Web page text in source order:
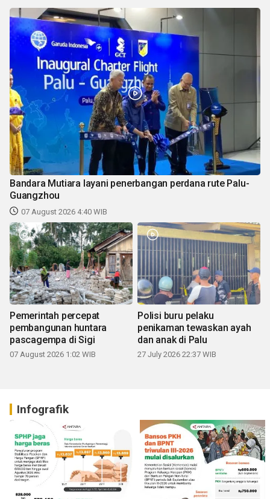
Bandara Mutiara layani penerbangan perdana rute Palu-
Guangzhou
07 August 2026 4:40 WIB
Pemerintah percepat
pembangunan huntara
pascagempa di Sigi
07 August 2026 1:02 WIB
Polisi buru pelaku
penikaman tewaskan ayah
dan anak di Palu
27 July 2026 22:37 WIB
Infografik